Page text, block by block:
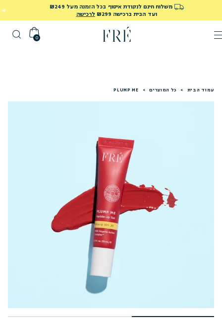
משלוח חינם לנקודת איסוף בכל הזמנה מעל ₪249
ועד הבית ברכישה ₪299
לרכישה
0
עמוד הבית > כל המוצרים >
PLUMP ME